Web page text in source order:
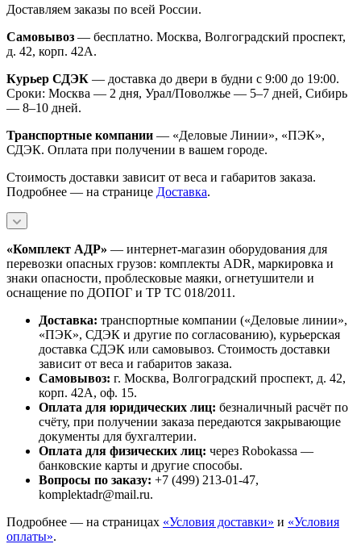
Доставляем заказы по всей России.
Самовывоз — бесплатно. Москва, Волгоградский проспект,
д. 42, корп. 42А.
Курьер СДЭК — доставка до двери в будни с 9:00 до 19:00.
Сроки: Москва — 2 дня, Урал/Поволжье — 5–7 дней, Сибирь
— 8–10 дней.
Транспортные компании — «Деловые Линии», «ПЭК»,
СДЭК. Оплата при получении в вашем городе.
Стоимость доставки зависит от веса и габаритов заказа.
Подробнее — на странице Доставка.
«Комплект АДР» — интернет-магазин оборудования для
перевозки опасных грузов: комплекты ADR, маркировка и
знаки опасности, проблесковые маяки, огнетушители и
оснащение по ДОПОГ и ТР ТС 018/2011.
Доставка: транспортные компании («Деловые линии»,
«ПЭК», СДЭК и другие по согласованию), курьерская
доставка СДЭК или самовывоз. Стоимость доставки
зависит от веса и габаритов заказа.
Самовывоз: г. Москва, Волгоградский проспект, д. 42,
корп. 42А, оф. 15.
Оплата для юридических лиц: безналичный расчёт по
счёту, при получении заказа передаются закрывающие
документы для бухгалтерии.
Оплата для физических лиц: через Robokassa —
банковские карты и другие способы.
Вопросы по заказу: +7 (499) 213-01-47,
komplektadr@mail.ru.
Подробнее — на страницах «Условия доставки» и «Условия
оплаты».